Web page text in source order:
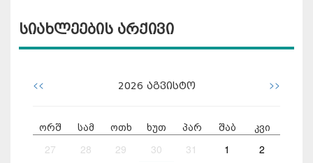
სიახლეების არქივი
<< 2026 აგვისტო >>
ორშ სამ ოთხ ხუთ პარ შაბ კვი
27 28 29 30 31 1 2